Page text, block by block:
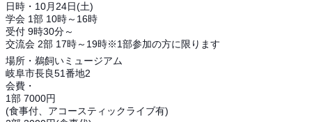
日時・10月24日(土)
学会 1部 10時～16時
受付 9時30分～
交流会 2部 17時～19時※1部参加の方に限ります
場所・鵜飼いミュージアム
岐阜市長良51番地2
会費・
1部 7000円
(食事付、アコースティックライブ有)